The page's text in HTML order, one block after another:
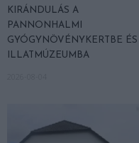
KIRÁNDULÁS A
PANNONHALMI
GYÓGYNÖVÉNYKERTBE ÉS
ILLATMÚZEUMBA